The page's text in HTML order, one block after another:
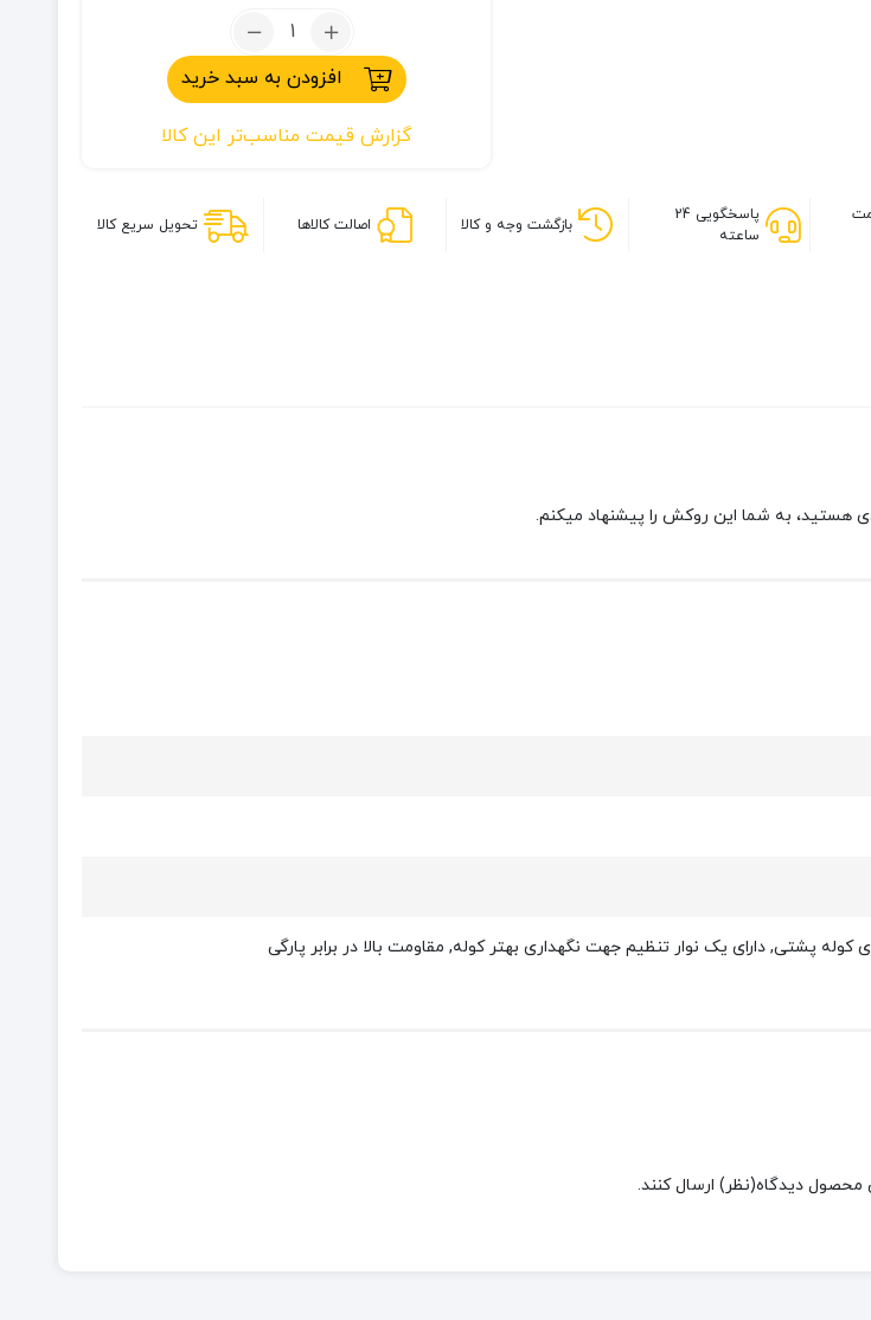
تعداد:
کاور
کوله
گرانیت
سایز
افزودن به سبد خرید
گزارش قیمت مناسب‌تر این کالا
پاسخگویی 24
ساعته
بازگشت وجه و کالا اصالت کالاها تحویل سریع کالا
هستید، به شما این روکش را پیشنهاد میکنم.
پشتی, دارای یک نوار تنظیم جهت نگهداری بهتر کوله, مقاومت بالا در برابر پارگی
محصول دیدگاه(نظر) ارسال کنند.